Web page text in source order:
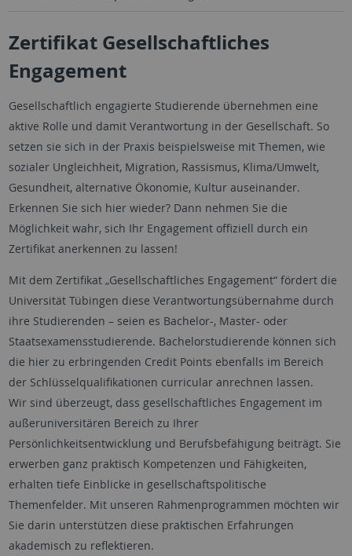
Zertifikat Gesellschaftliches
Engagement
Gesellschaftlich engagierte Studierende übernehmen eine
aktive Rolle und damit Verantwortung in der Gesellschaft. So
setzen sie sich in der Praxis beispielsweise mit Themen, wie
sozialer Ungleichheit, Migration, Rassismus, Klima/Umwelt,
Gesundheit, alternative Ökonomie, Kultur auseinander.
Erkennen Sie sich hier wieder? Dann nehmen Sie die
Möglichkeit wahr, sich Ihr Engagement offiziell durch ein
Zertifikat anerkennen zu lassen!
Mit dem Zertifikat „Gesellschaftliches Engagement“ fördert die
Universität Tübingen diese Verantwortungsübernahme durch
ihre Studierenden – seien es Bachelor-, Master- oder
Staatsexamensstudierende. Bachelorstudierende können sich
die hier zu erbringenden Credit Points ebenfalls im Bereich
der Schlüsselqualifikationen curricular anrechnen lassen.
Wir sind überzeugt, dass gesellschaftliches Engagement im
außeruniversitären Bereich zu Ihrer
Persönlichkeitsentwicklung und Berufsbefähigung beiträgt. Sie
erwerben ganz praktisch Kompetenzen und Fähigkeiten,
erhalten tiefe Einblicke in gesellschaftspolitische
Themenfelder. Mit unseren Rahmenprogrammen möchten wir
Sie darin unterstützen diese praktischen Erfahrungen
akademisch zu reflektieren.